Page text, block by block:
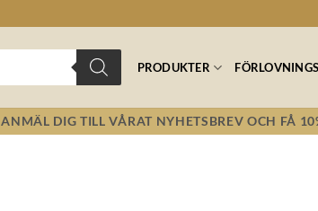
PRODUKTER
ANMÄL DIG TILL VÅRAT NYHETSBREV OCH FÅ